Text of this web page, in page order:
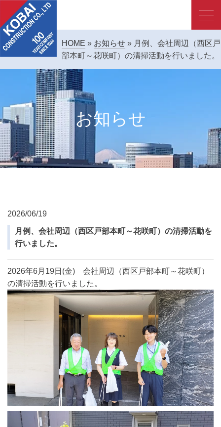
HOME » お知らせ » 月例、会社周辺（西区戸
部本町～花咲町）の清掃活動を行いました。
お知らせ
2026/06/19
月例、会社周辺（西区戸部本町～花咲町）の清掃活動を
行いました。
2026年6月19日(金) 会社周辺（西区戸部本町～花咲町）
の清掃活動を行いました。